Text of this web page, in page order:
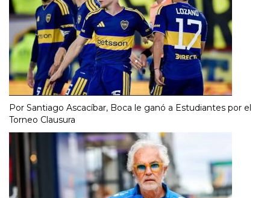
Por Santiago Ascacíbar, Boca le ganó a Estudiantes por el
Torneo Clausura